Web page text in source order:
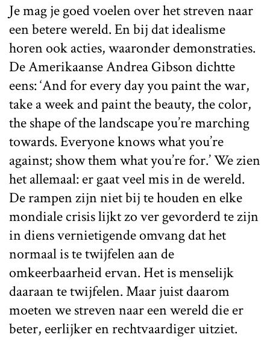
Je mag je goed voelen over het streven naar
een betere wereld. En bij dat idealisme
horen ook acties, waaronder demonstraties.
De Amerikaanse Andrea Gibson dichtte
eens: ‘And for every day you paint the war,
take a week and paint the beauty, the color,
the shape of the landscape you’re marching
towards. Everyone knows what you’re
against; show them what you’re for.’ We zien
het allemaal: er gaat veel mis in de wereld.
De rampen zijn niet bij te houden en elke
mondiale crisis lijkt zo ver gevorderd te zijn
in diens vernietigende omvang dat het
normaal is te twijfelen aan de
omkeerbaarheid ervan. Het is menselijk
daaraan te twijfelen. Maar juist daarom
moeten we streven naar een wereld die er
beter, eerlijker en rechtvaardiger uitziet.